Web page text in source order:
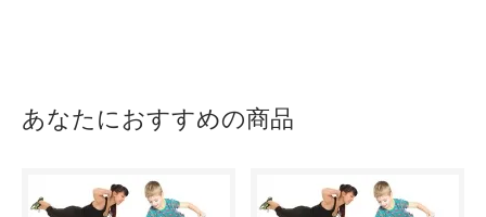
あなたにおすすめの商品